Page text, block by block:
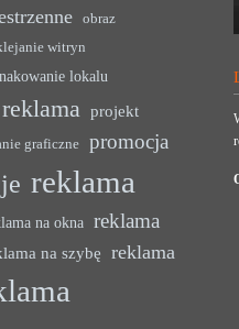
obraz
witryn
lokalu
projekt
graficzne
promocja
reklama
na okna
reklama
na szybę reklama